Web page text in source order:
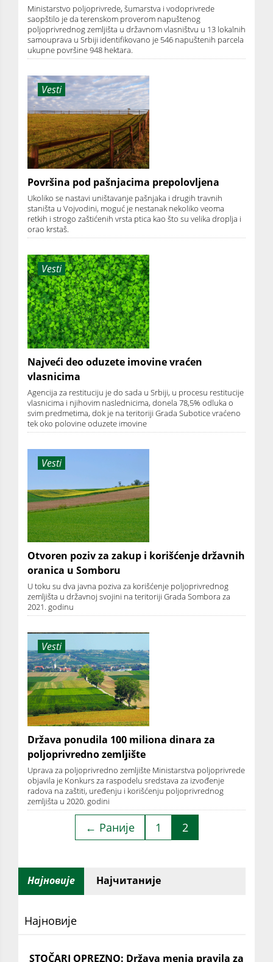
Ministarstvo poljoprivrede, šumarstva i vodoprivrede
saopštilo je da terenskom proverom napuštenog
poljoprivrednog zemljišta u državnom vlasništvu u 13 lokalnih
samouprava u Srbiji identifikovano je 546 napuštenih parcela
ukupne površine 948 hektara.
Vesti
Površina pod pašnjacima prepolovljena
Ukoliko se nastavi uništavanje pašnjaka i drugih travnih
staništa u Vojvodini, moguć je nestanak nekoliko veoma
retkih i strogo zaštićenih vrsta ptica kao što su velika droplja i
orao krstaš.
Vesti
Najveći deo oduzete imovine vraćen
vlasnicima
Agencija za restituciju je do sada u Srbiji, u procesu restitucije
vlasnicima i njihovim naslednicima, donela 78,5% odluka o
svim predmetima, dok je na teritoriji Grada Subotice vraćeno
tek oko polovine oduzete imovine
Vesti
Otvoren poziv za zakup i korišćenje državnih
oranica u Somboru
U toku su dva javna poziva za korišćenje poljoprivrednog
zemljišta u državnoj svojini na teritoriji Grada Sombora za
2021. godinu
Vesti
Država ponudila 100 miliona dinara za
poljoprivredno zemljište
Uprava za poljoprivredno zemljište Ministarstva poljoprivrede
objavila je Konkurs za raspodelu sredstava za izvođenje
radova na zaštiti, uređenju i korišćenju poljoprivrednog
zemljišta u 2020. godini
← Раније 1 2
Најновије Најчитаније
Најновије
STOČARI OPREZNO: Država menja pravila za